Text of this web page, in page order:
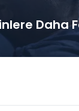
Daha